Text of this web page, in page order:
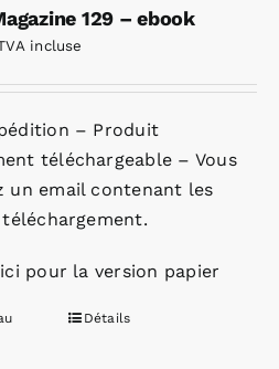
129 – ebook
incluse
– Produit
téléchargeable – Vous
un email contenant les
pour la version papier
Détails